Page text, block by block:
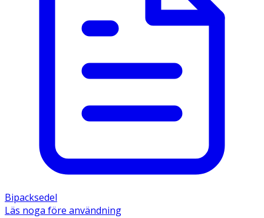
Bipacksedel
Läs noga före användning